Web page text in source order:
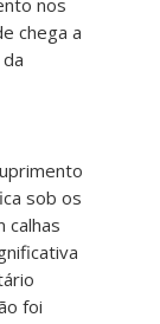
chega a
sob os
calhas
foi